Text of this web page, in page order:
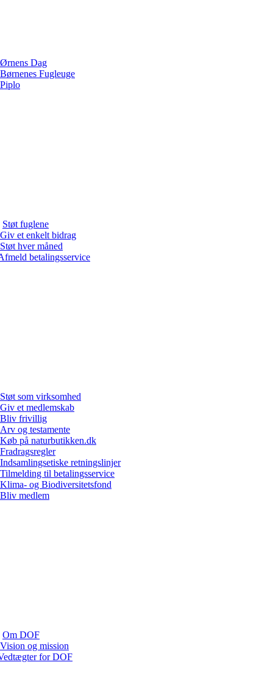
Ørnens Dag
Børnenes Fugleuge
Piplo
Støt fuglene
Giv et enkelt bidrag
Støt hver måned
betalingsservice
Støt som virksomhed
Giv et medlemskab
Bliv frivillig
Arv og testamente
Køb på naturbutikken.dk
Fradragsregler
Indsamlingsetiske retningslinjer
Tilmelding til betalingsservice
Klima- og Biodiversitetsfond
Bliv medlem
Om DOF
Vision og mission
for DOF